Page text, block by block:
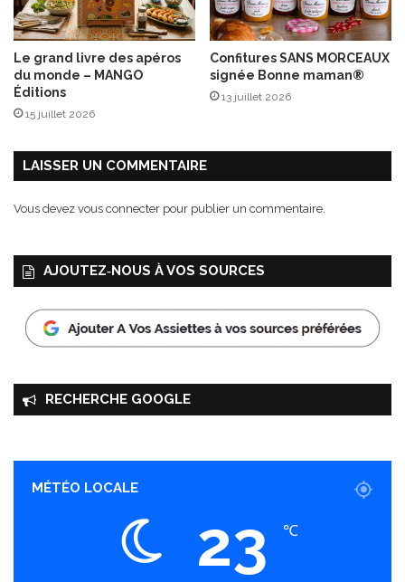
a
d
r
e
Le grand livre des apéros
du monde – MANGO
Éditions
15 juillet 2026
Confitures SANS MORCEAUX
signée Bonne maman®
13 juillet 2026
LAISSER UN COMMENTAIRE
Vous devez vous connecter pour publier un commentaire.
AJOUTEZ‑NOUS À VOS SOURCES
RECHERCHE GOOGLE
MÉTÉO LOCALE
23 ℃